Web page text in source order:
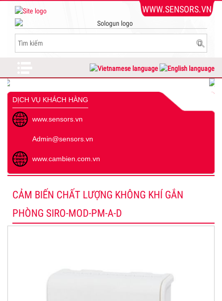
WWW.SENSORS.VN
DỊCH VỤ KHÁCH HÀNG
www.sensors.vn
Admin@sensors.vn
www.cambien.com.vn
CẢM BIẾN CHẤT LƯỢNG KHÔNG KHÍ GẮN
PHÒNG SIRO-MOD-PM-A-D